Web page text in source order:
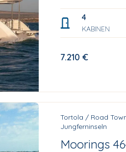
4
KABINEN
7.210 €
Tortola / Road
Jungferninseln
Moorings